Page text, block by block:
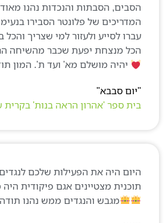
ספר 'אהרון הראה בנות' בקרית שמואל
הסבתות והנכדות נהנו מאוד
של פלונטר הסבירו בנעימות את
לסייע ולעזור למי שצריך והכל במאור
מנצחת יפעת שכבר מהשיחה
היה את הפעילות שלכם לנגדים
מצטיינים אגם פיקודית היה
מגבש והנגדים ממש נהנו תודה רבה